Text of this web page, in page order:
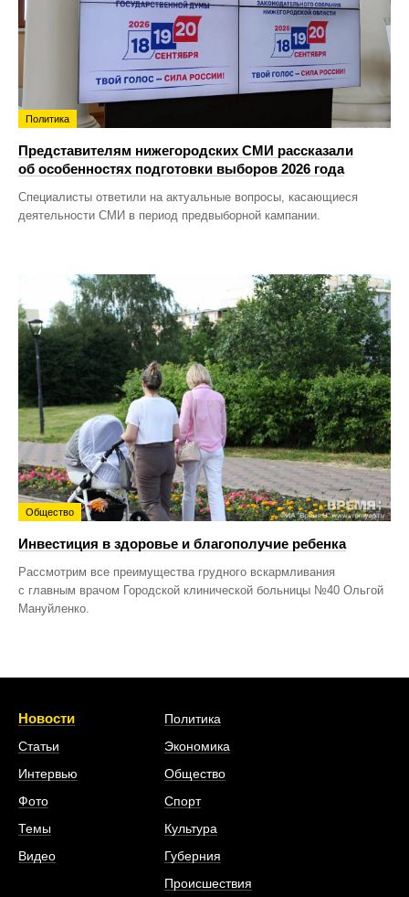
Политика
Представителям нижегородских СМИ рассказали
об особенностях подготовки выборов 2026 года
Специалисты ответили на актуальные вопросы, касающиеся
деятельности СМИ в период предвыборной кампании.
Общество
Инвестиция в здоровье и благополучие ребенка
Рассмотрим все преимущества грудного вскармливания
с главным врачом Городской клинической больницы №40 Ольгой
Мануйленко.
Новости
Статьи
Интервью
Фото
Темы
Видео
Политика
Экономика
Общество
Спорт
Культура
Губерния
Происшествия